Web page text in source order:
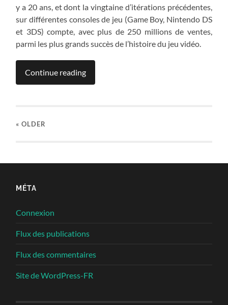
y a 20 ans, et dont la vingtaine d’itérations précédentes,
sur différentes consoles de jeu (Game Boy, Nintendo DS
et 3DS) compte, avec plus de 250 millions de ventes,
parmi les plus grands succès de l’histoire du jeu vidéo.
Continue reading
« OLDER
MÉTA
Connexion
Flux des publications
Flux des commentaires
Site de WordPress-FR